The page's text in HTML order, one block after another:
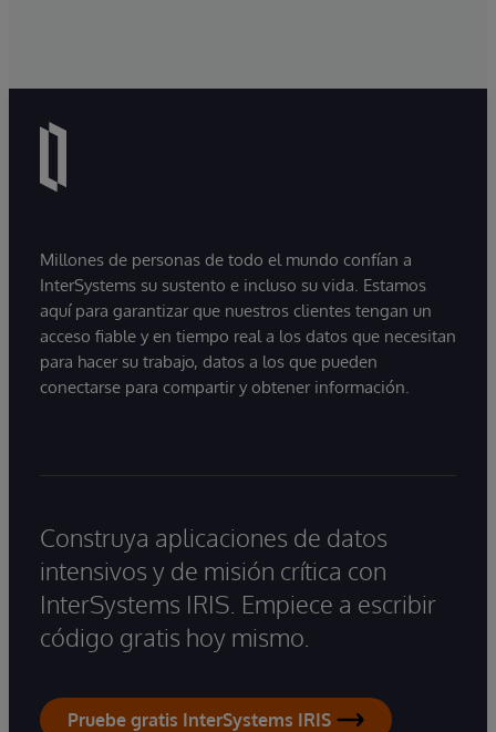
Millones de personas de todo el mundo confían a
InterSystems su sustento e incluso su vida. Estamos
aquí para garantizar que nuestros clientes tengan un
acceso fiable y en tiempo real a los datos que necesitan
para hacer su trabajo, datos a los que pueden
conectarse para compartir y obtener información.
Construya aplicaciones de datos
intensivos y de misión crítica con
InterSystems IRIS. Empiece a escribir
código gratis hoy mismo.
Pruebe gratis InterSystems IRIS